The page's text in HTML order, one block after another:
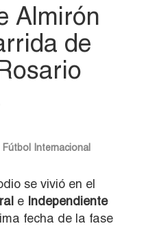
Almirón
de
Fútbol Internacional
se vivió en el
e Independiente
fecha de la fase